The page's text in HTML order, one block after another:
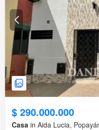
$ 290.000.000
Casa in Aida Lucia,